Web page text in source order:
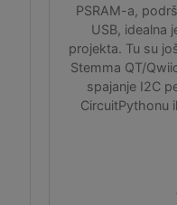
PSRAM-a,
USB, idealna
projekta. Tu su
Stemma QT/
spajanje I2C
CircuitPythonu